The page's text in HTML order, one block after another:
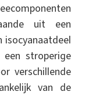
uit een
isocyanaatdeel
stroperige
verschillende
van de